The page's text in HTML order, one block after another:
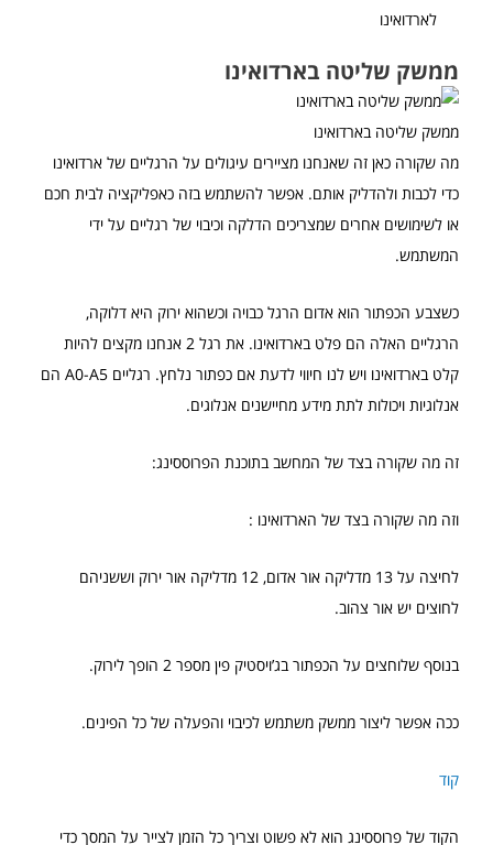
לארדואינו
ממשק שליטה בארדואינו
ממשק שליטה בארדואינו
מה שקורה כאן זה שאנחנו מציירים עיגולים על הרגליים של ארדואינו
כדי לכבות ולהדליק אותם. אפשר להשתמש בזה כאפליקציה לבית חכם
או לשימושים אחרים שמצריכים הדלקה וכיבוי של רגליים על ידי
המשתמש.
כשצבע הכפתור הוא אדום הרגל כבויה וכשהוא ירוק היא דלוקה,
הרגליים האלה הם פלט בארדואינו. את רגל 2 אנחנו מקצים להיות
קלט בארדואינו ויש לנו חיווי לדעת אם כפתור נלחץ. רגליים A0-A5 הם
אנלוגיות ויכולות לתת מידע מחיישנים אנלוגים.
זה מה שקורה בצד של המחשב בתוכנת הפרוססינג:
וזה מה שקורה בצד של הארדואינו :
לחיצה על 13 מדליקה אור אדום, 12 מדליקה אור ירוק וששניהם
לחוצים יש אור צהוב.
בנוסף שלוחצים על הכפתור בג’ויסטיק פין מספר 2 הופך לירוק.
ככה אפשר ליצור ממשק משתמש לכיבוי והפעלה של כל הפינים.
קוד
הקוד של פרוססינג הוא לא פשוט וצריך כל הזמן לצייר על המסך כדי